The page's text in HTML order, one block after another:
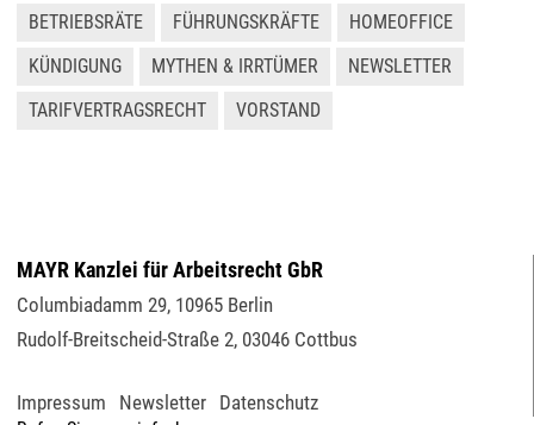
BETRIEBSRÄTE
FÜHRUNGSKRÄFTE
HOMEOFFICE
KÜNDIGUNG
MYTHEN & IRRTÜMER
NEWSLETTER
TARIFVERTRAGSRECHT
VORSTAND
MAYR Kanzlei für Arbeitsrecht GbR
Columbiadamm 29, 10965 Berlin
Rudolf-Breitscheid-Straße 2, 03046 Cottbus
Impressum Newsletter Datenschutz